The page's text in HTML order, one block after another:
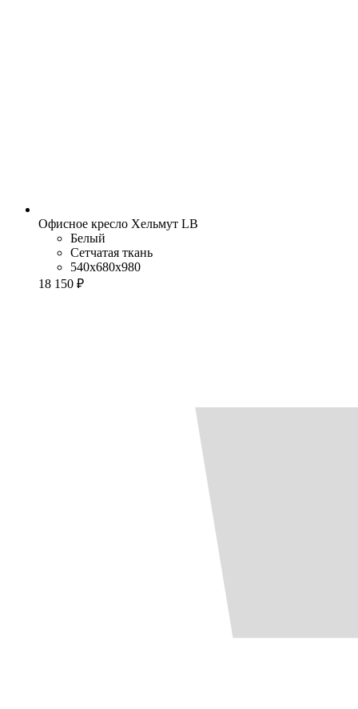
Офисное кресло Хельмут LB
Белый
Сетчатая ткань
540x680x980
18 150 ₽